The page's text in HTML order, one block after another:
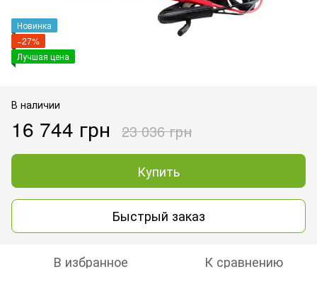
Новинка
−27%
Лучшая цена
В наличии
16 744 грн 23 036 грн
Купить
Быстрый заказ
В избранное К сравнению